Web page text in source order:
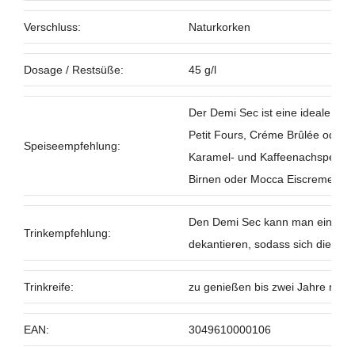
Verschluss: Naturkorken
Dosage / Restsüße: 45 g/l
Speiseempfehlung:
Der Demi Sec ist eine ideale
Petit Fours, Créme Brûlée oder
Karamel- und
Birnen oder Mocca Eiscreme.
Trinkempfehlung:
Den Demi Sec kann man
dekantieren, sodass sich die
Trinkreife: zu genießen bis zwei Jahre
EAN: 3049610000106